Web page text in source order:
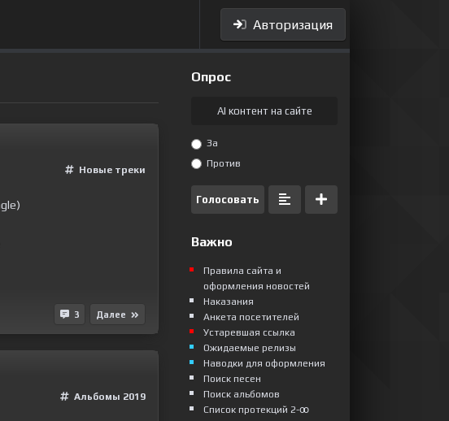
Авторизация
Новые треки
3 Далее
Альбомы 2019
Опрос
AI контент на сайте
За
Против
Голосовать
Важно
Правила сайта и
оформления новостей
Наказания
Анкета посетителей
Устаревшая ссылка
Ожидаемые релизы
Наводки для оформления
Поиск песен
Поиск альбомов
Список протекций 2-ꝏ